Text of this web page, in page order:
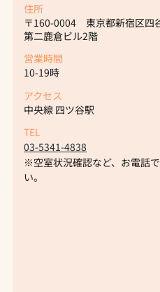
住所
〒160-0004 東京都新宿区四
第二鹿倉ビル2階
営業時間
10-19時
アクセス
中央線 四ツ谷駅
TEL
03-5341-4838
※空室状況確認など、お電話
い。